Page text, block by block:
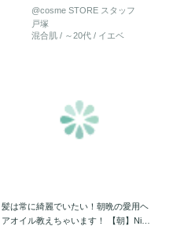
る ・紫外線ダメージなど…
@cosme STORE スタッフ
戸塚
混合肌 / ～20代 / イエベ
髪は常に綺麗でいたい！朝晩の愛用ヘ
アオイル教えちゃいます！ 【朝】NiNE